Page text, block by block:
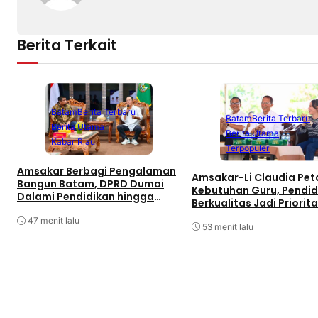
Berita Terkait
BatamBerita Terbaru
Berita Utama
Kabar Riau
Amsakar Berbagi Pengalaman
Bangun Batam, DPRD Dumai
Dalami Pendidikan hingga
47 menit lalu
BatamBerita Terbaru
Berita Utama
Terpopuler
Amsakar-Li Claudia
Kebutuhan Guru,
Berkualitas Jadi
53 menit lalu